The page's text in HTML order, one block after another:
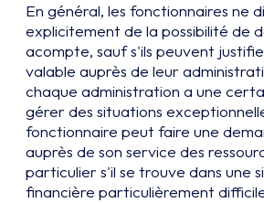
En général, les fonctionnaires ne
explicitement de la possibilité de
acompte, sauf s'ils peuvent
valable auprès de leur
chaque administration a une
gérer des situations
fonctionnaire peut faire une
auprès de son service des
particulier s'il se trouve dans une
financière particulièrement